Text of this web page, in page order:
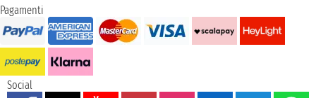
Pagamenti
Social